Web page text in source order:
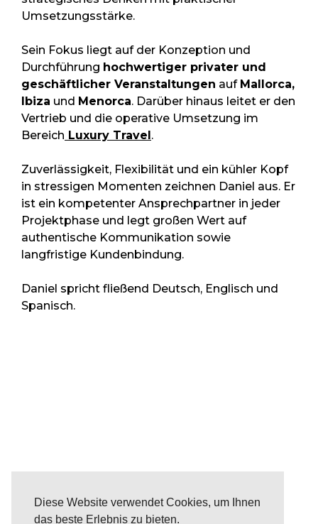
Diese Website verwendet Cookies, um Ihnen
das beste Erlebnis zu bieten.
Umsetzungsstärke.
Sein Fokus liegt auf der Konzeption und
Durchführung hochwertiger privater und
geschäftlicher Veranstaltungen auf Mallorca,
Ibiza und Menorca. Darüber hinaus leitet er den
Vertrieb und die operative Umsetzung im
Bereich Luxury Travel.
Zuverlässigkeit, Flexibilität und ein kühler Kopf
in stressigen Momenten zeichnen Daniel aus. Er
ist ein kompetenter Ansprechpartner in jeder
Projektphase und legt großen Wert auf
authentische Kommunikation sowie
langfristige Kundenbindung.
Daniel spricht fließend Deutsch, Englisch und
Spanisch.